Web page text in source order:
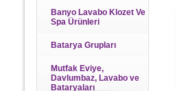
Banyo Lavabo Klozet Ve
Spa Ürünleri
Batarya Grupları
Mutfak Eviye,
Davlumbaz, Lavabo ve
Bataryaları